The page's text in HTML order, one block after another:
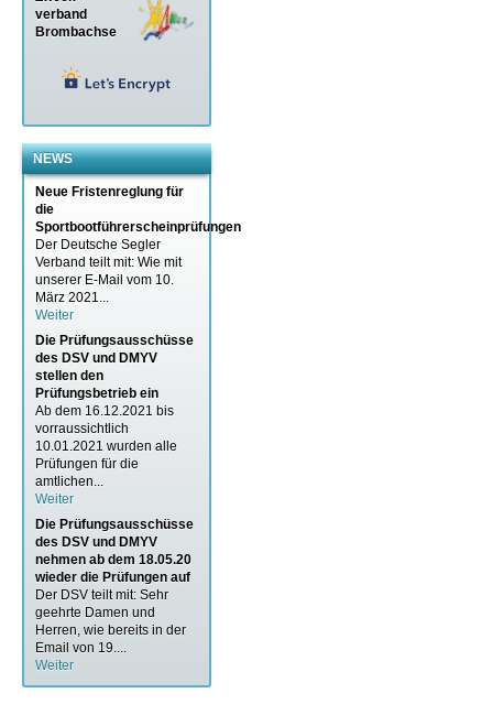
verband
Brombachse
NEWS
Neue Fristenreglung für
die
Sportbootführerscheinprüfungen
Der Deutsche Segler
Verband teilt mit: Wie mit
unserer E-Mail vom 10.
März 2021...
Weiter
Die Prüfungsausschüsse
des DSV und DMYV
stellen den
Prüfungsbetrieb ein
Ab dem 16.12.2021 bis
vorraussichtlich
10.01.2021 wurden alle
Prüfungen für die
amtlichen...
Weiter
Die Prüfungsausschüsse
des DSV und DMYV
nehmen ab dem 18.05.20
wieder die Prüfungen auf
Der DSV teilt mit: Sehr
geehrte Damen und
Herren, wie bereits in der
Email von 19....
Weiter